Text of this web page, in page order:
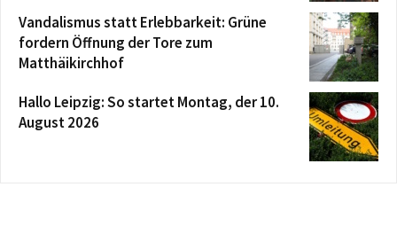
Vandalismus statt Erlebbarkeit: Grüne
fordern Öffnung der Tore zum
Matthäikirchhof
Hallo Leipzig: So startet Montag, der 10.
August 2026